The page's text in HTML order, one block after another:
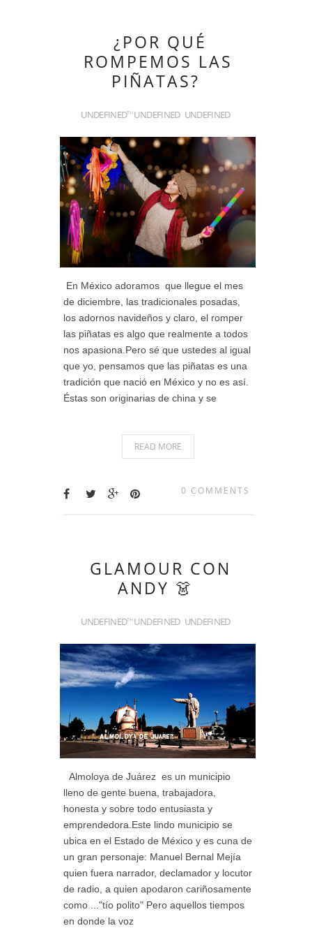
¿POR QUÉ
ROMPEMOS LAS
PIÑATAS?
UNDEFINEDTH UNDEFINED UNDEFINED
En México adoramos que llegue el mes
de diciembre, las tradicionales posadas,
los adornos navideños y claro, el romper
las piñatas es algo que realmente a todos
nos apasiona.Pero sé que ustedes al igual
que yo, pensamos que las piñatas es una
tradición que nació en México y no es así.
Éstas son originarias de china y se
READ MORE
0 COMMENTS
GLAMOUR CON
ANDY 👗
UNDEFINEDTH UNDEFINED UNDEFINED
Almoloya de Juárez es un municipio
lleno de gente buena, trabajadora,
honesta y sobre todo entusiasta y
emprendedora.Este lindo municipio se
ubica en el Estado de México y es cuna de
un gran personaje: Manuel Bernal Mejía
quien fuera narrador, declamador y locutor
de radio, a quien apodaron cariñosamente
como ..."tío polito" Pero aquellos tiempos
en donde la voz